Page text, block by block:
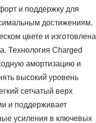
и поддержку для
достижениям.
цвете и изготовлена
Технология Charged
амортизацию и
высокий уровень
сетчатый верх
и поддерживает
усиления в ключевых